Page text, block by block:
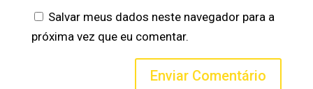
Salvar meus dados neste navegador para a
próxima vez que eu comentar.